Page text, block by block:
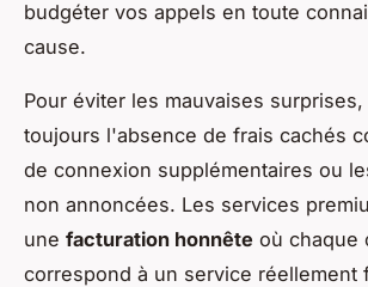
budgéter vos appels en toute
cause.
Pour éviter les mauvaises
toujours l'absence de frais cachés
de connexion supplémentaires ou
non annoncées. Les services
une facturation honnête où chaque
correspond à un service réellement